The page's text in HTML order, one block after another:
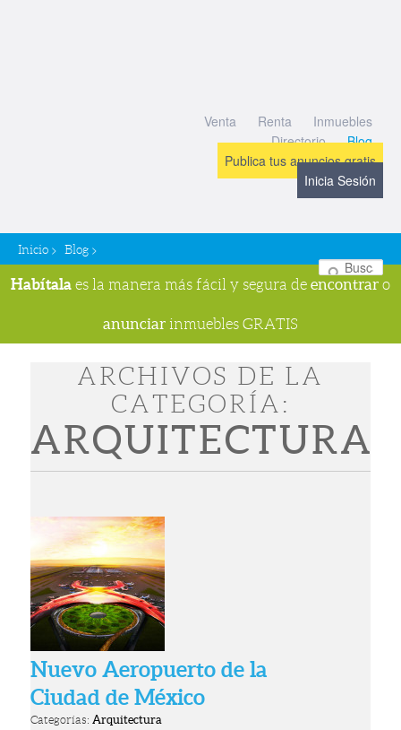
Venta Renta
Inmuebles
Directorio
Blog
Publica tus anuncios gratis
Inicia Sesión
Inicio > Blog >
Habítala es la manera más fácil y segura de encontrar o
anunciar inmuebles GRATIS
ARCHIVOS DE LA
CATEGORÍA:
ARQUITECTURA
Nuevo Aeropuerto de la
Ciudad de México
Categorías:Arquitectura